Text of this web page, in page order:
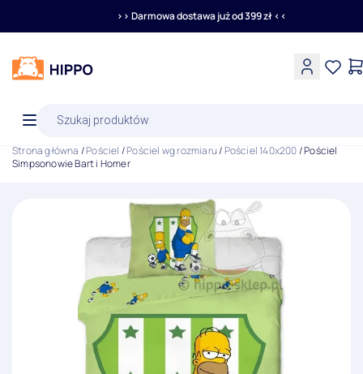
>> Darmowa dostawa już od 399 zł <<
produktów
Strona główna /Pościel /Pościel wg rozmiaru/Pościel 140x200/ Pościel
Simpsonowie Bart i Homer